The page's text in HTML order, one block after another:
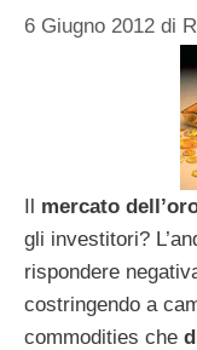
6 Giugno 2012 di
Il mercato
gli investitori?
rispondere
costringendo a
commodities che